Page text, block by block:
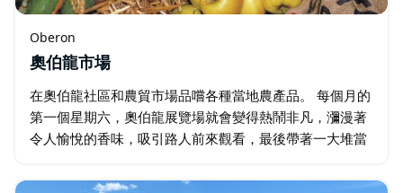
Oberon
奧伯龍市場
在奧伯龍社區和農貿市場品嚐各種當地農產品。 每個月的
第一個星期六，奧伯龍展覽場就會變得熱鬧非凡，瀰漫著
令人愉悅的香味，吸引路人前來觀看，最後帶著一大堆當